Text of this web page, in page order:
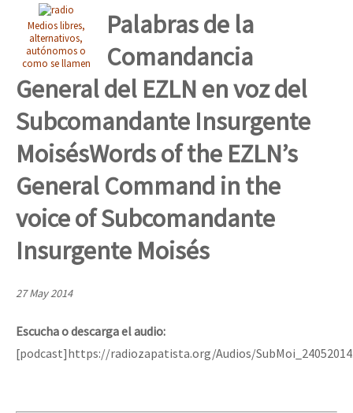
La palabra del EZLN
Encuentros
TEMAS
Chiapas
México
Latinoamérica
Mundo
EZLN
La Sexta
Migración
Dia 4 – Encontro “Guerra contra a Humanidade” (As populações
Dia 2 do Encontro “Guerra contra a Humanidad”
Dia 1: Encontro “Guerra contra a Humanidade”
Medios libres,
alternativos,
autónomos o
como se llamen
Palabras de la
Comandancia
General del EZLN en voz del
Subcomandante Insurgente
MoisésWords of the EZLN’s
General Command in the
voice of Subcomandante
Insurgente Moisés
27 May 2014
Escucha o descarga el audio:
[podcast]https://radiozapatista.org/Audios/